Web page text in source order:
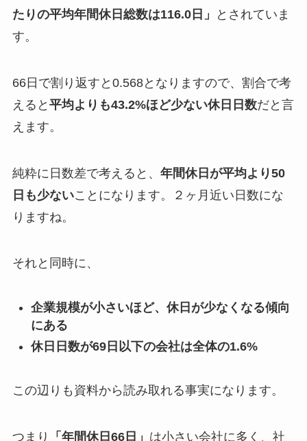
たりの平均年間休日総数は116.0日」
とされていま
す。
66日で割り返すと0.568となりますので、割合で考
えると 平均よりも43.2%ほど少ない休日日数だと言
えます。
純粋に日数差で考えると、 年間休日が平均より50
日も少ないことになります。２ヶ月近い日数にな
りますね。
それと同時に、
企業規模が小さいほど、休日が少なくなる傾向
にある
休日日数が69日以下の会社は全体の1.6%
この辺りも資料から読み取れる事実になります。
つまり 「年間休日66日」 は小さい会社に多く、社